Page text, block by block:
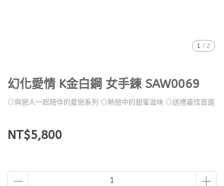
1 / 2
幻化愛情 K金白鋼 女手鍊 SAW0069
◎與戀人一起陪伴的愛戀系列 ◎熱戀中的甜蜜滋味 ◎送禮最佳首選
NT$5,800